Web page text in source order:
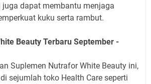
juga dapat membantu menjaga
kuku serta rambut.
Beauty Terbaru September -
Suplemen Nutrafor White Beauty ini,
sejumlah toko Health Care seperti